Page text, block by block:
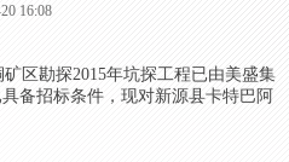
16:08
矿 区勘探2015年坑探工程已由美盛集
备招标条件，现对新源县卡特巴阿